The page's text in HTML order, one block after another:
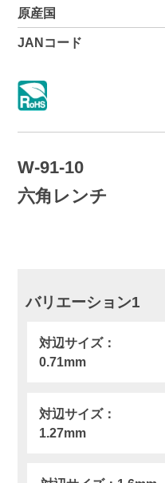
原産国
JANコード
W-91-10
六角レンチ
バリエーション1
対辺サイズ：
0.71mm
対辺サイズ：
1.27mm